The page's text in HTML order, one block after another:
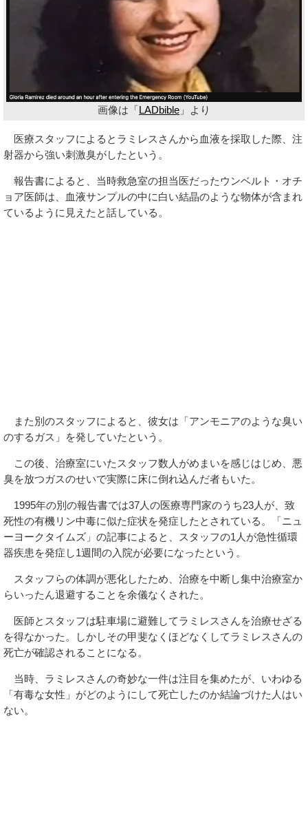
画像は「LADbible 」より
医療スタッフによるとラミレスさんから血液を採取した際、注
射器から強い刺激臭がしたという。
報告書によると、当時救急室の担当医だったウンベルト・オチ
ョア医師は、血液サンプルの中に白い結晶のような物体が含まれ
ているように見えたと話している。
また別のスタッフによると、彼女は「アンモニアのような臭い
のするガス」を発していたという。
この後、治療室にいたスタッフ数人がめまいを感じはじめ、悪
臭を放つガスのせいで実際に床に倒れ込んだ者もいた。
1995年の別の報告書では37人の医療専門家のうち23人が、致
死性の有機リン中毒に似た症状を発症したとされている。「ニュ
ーヨークタイムズ」の記事によると、スタッフの1人が急性循環
器疾患を発症し1週間の入院が必要になったという。
スタッフらの体調が悪化したため、治療を中断し集中治療室か
らいったん退避することを余儀なくされた。
医師とスタッフは駐車場に避難してラミレスさんを治療せざる
を得なかった。しかしその甲斐なくほどなくしてラミレスさんの
死亡が確認されることになる。
当時、ラミレスさんの奇妙な一件は注目を集めたが、いわゆる
「有毒な女性」がどのようにして死亡したのか結論づけた人はい
ない。